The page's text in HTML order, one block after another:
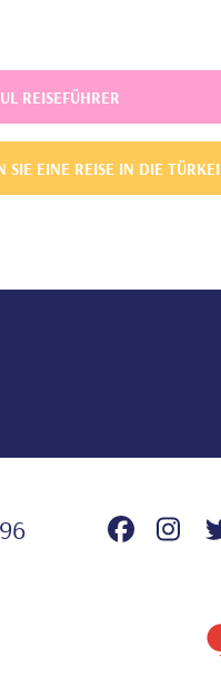
REISEFÜHRER
SIE EINE REISE IN DIE TÜRKEI